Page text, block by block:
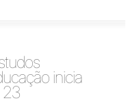
inicia
23